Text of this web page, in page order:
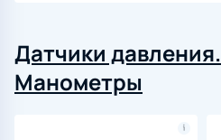
Датчики давления.
Манометры